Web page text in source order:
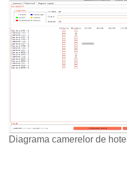
Diagrama camerelor de hotel